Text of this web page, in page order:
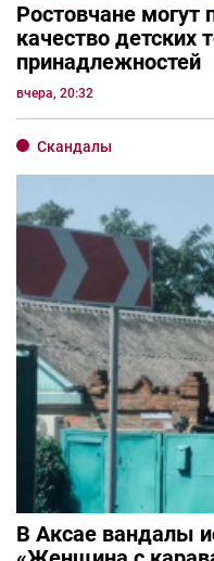
Ростовчане могут
качество детских
принадлежностей
вчера, 20:32
Скандалы
В Аксае вандалы